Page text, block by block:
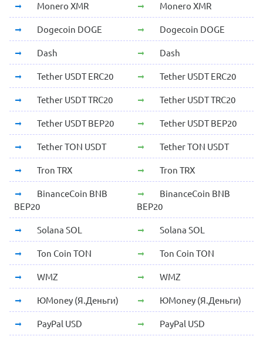
Monero XMR Monero XMR
Dogecoin DOGE Dogecoin DOGE
Dash Dash
Tether USDT ERC20 Tether USDT ERC20
Tether USDT TRC20 Tether USDT TRC20
Tether USDT BEP20 Tether USDT BEP20
Tether TON USDT Tether TON USDT
Tron TRX Tron TRX
BinanceCoin BNB
BEP20
BinanceCoin BNB
BEP20
Solana SOL Solana SOL
Ton Coin TON Ton Coin TON
WMZ WMZ
ЮMoney (Я.Деньги) ЮMoney (Я.Деньги)
PayPal USD PayPal USD